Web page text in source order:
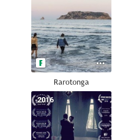
Rarotonga
--
2016